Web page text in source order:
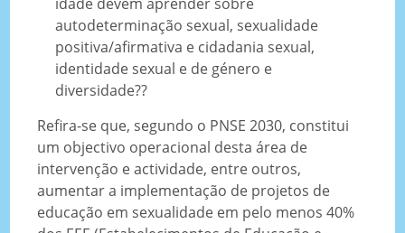
autodeterminação sexual, sexualidade
positiva/afirmativa e cidadania sexual,
identidade sexual e de género e
diversidade??
Refira-se que, segundo o PNSE 2030, constitui
um objectivo operacional desta área de
intervenção e actividade, entre outros,
aumentar a implementação de projetos de
educação em sexualidade em pelo menos 40%